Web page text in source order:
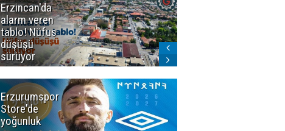
Erzincan'da
alarm veren
tablo! Nüfus
düşüşü
sürüyor
Erzurumspor
Store'de
yoğunluk